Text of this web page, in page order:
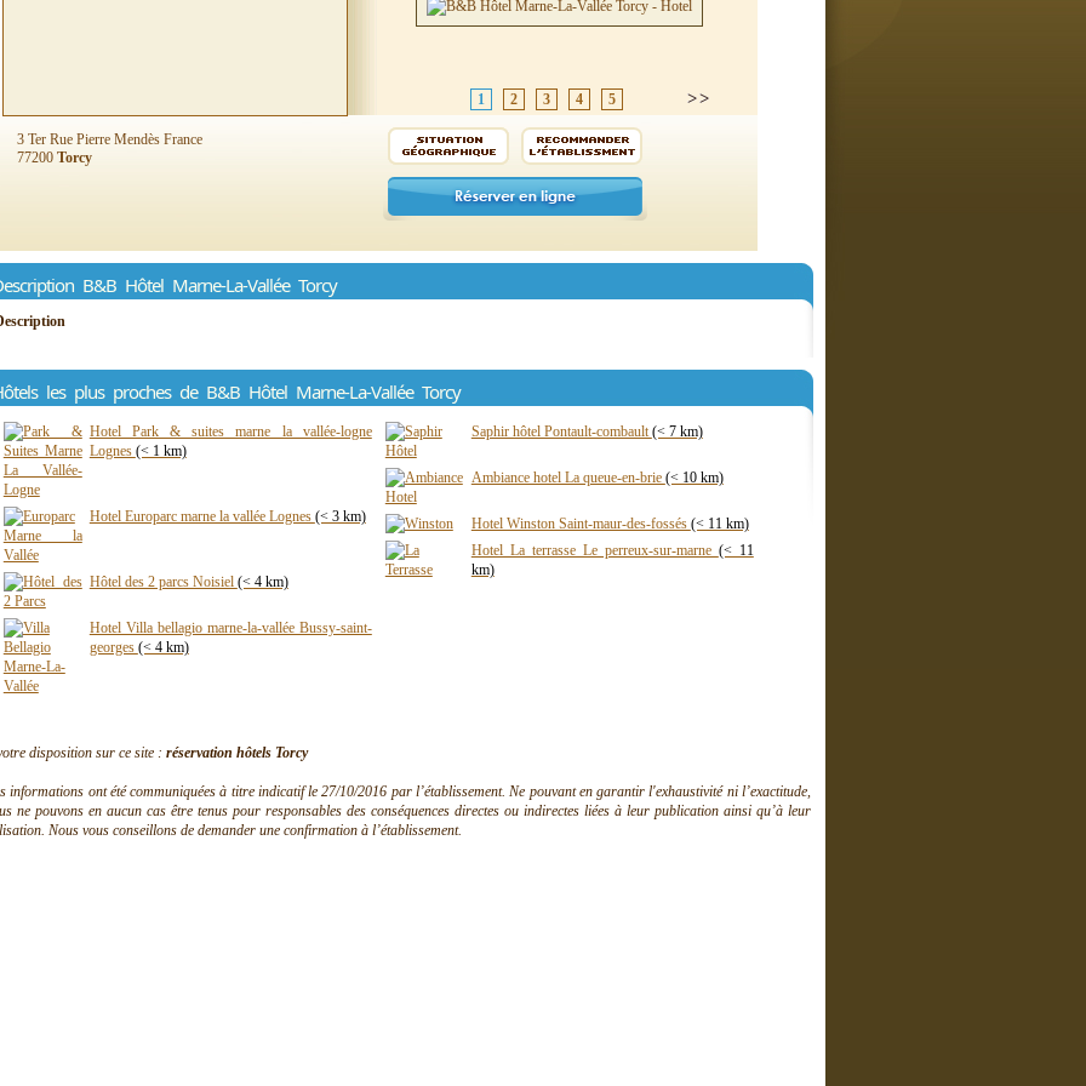
1 2 3 4 5
3 Ter Rue Pierre Mendès France
77200 Torcy
B&B Hôtel Marne-La-Vallée Torcy
les plus proches de B&B Hôtel Marne-La-Vallée Torcy
Hotel Park & suites marne la vallée-logne
Lognes (< 1 km)
Hotel Europarc marne la vallée Lognes (< 3 km)
Hôtel des 2 parcs Noisiel (< 4 km)
Hotel Villa bellagio marne-la-vallée Bussy-saint-
georges (< 4 km)
Saphir hôtel Pontault-combault(< 7 km)
Ambiance hotel La queue-en-brie (< 10 km)
Hotel Winston Saint-maur-des-fossés (< 11 km)
Hotel La terrasse Le perreux-sur-marne (< 11
km)
disposition sur ce site : réservation hôtels Torcy
informations ont été communiquées à titre indicatif le 27/10/2016 par l’établissement. Ne pouvant en garantir l'exhaustivité ni l’exactitude,
ne pouvons en aucun cas être tenus pour responsables des conséquences directes ou indirectes liées à leur publication ainsi qu’à leur
Nous vous conseillons de demander une confirmation à l’établissement.